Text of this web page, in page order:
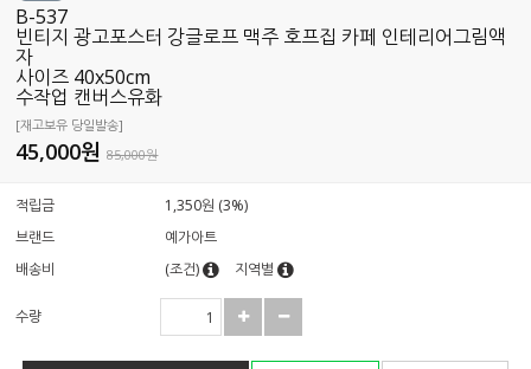
B-537
빈티지 광고포스터 강글로프 맥주 호프집 카페 인테리어그림액
자
사이즈 40x50cm
수작업 캔버스유화
[재고보유 당일발송]
45,000원85,000원
적립금
1,350원 (3%)
브랜드
예가아트
배송비
(조건) 지역별
수량